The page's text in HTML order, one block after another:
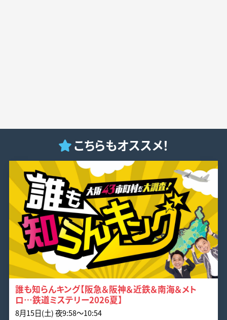
こちらもオススメ！
誰も知らんキング【阪急＆阪神＆近鉄＆南海＆メト
ロ…鉄道ミステリー2026夏】
8月15日(土) 夜9:58〜10:54